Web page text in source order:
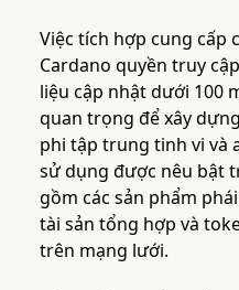
Việc tích hợp cung cấp
Cardano quyền truy
liệu cập nhật dưới 100
quan trọng để xây
phi tập trung tinh vi và
sử dụng được nêu bật
gồm các sản phẩm
tài sản tổng hợp và
trên mạng lưới.